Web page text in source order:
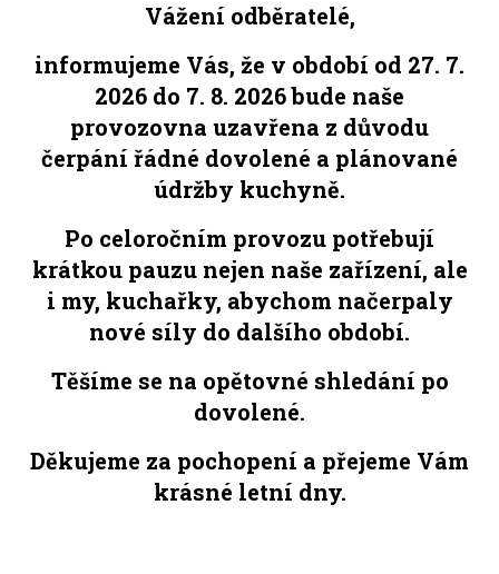
Vážení odběratelé,
informujeme Vás, že v období od 27. 7.
2026 do 7. 8. 2026 bude naše
provozovna uzavřena z důvodu
čerpání řádné dovolené a plánované
údržby kuchyně.
Po celoročním provozu potřebují
krátkou pauzu nejen naše zařízení, ale
i my, kuchařky, abychom načerpaly
nové síly do dalšího období.
Těšíme se na opětovné shledání po
dovolené.
Děkujeme za pochopení a přejeme Vám
krásné letní dny.